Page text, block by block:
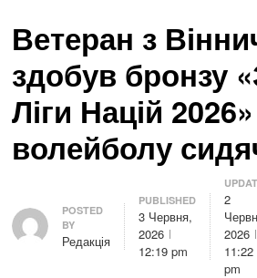
Ветеран з
здобув бронзу
Ліги Націй
волейболу
Author
POSTED
BY
Редакція
PUBLISHED
3 Червня,
2026
12:19 pm
2
2026
11:22
pm